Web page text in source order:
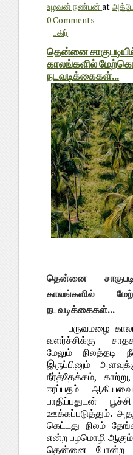
உழவன் நண்பன்at
0 Comments
பகிர்
தென்னை
காலங்களில்
நடவடிக்கைகள்...
தென்னை
காலங்களில்
நடவடிக்கைகள்...
பருவமழை
வளர்ச்சிக்கு
மேலும் நிலத்தடி
இருப்பினும்
நீர்த்தேக்கம்,
ஈரப்பதம்
பாதிப்பதுடன்
ஊக்கப்படுத்தும்.
கெட்டது நிலம்
என்ற பழமொழி
தென்னை போன்ற